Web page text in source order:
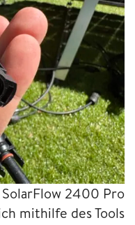
2400 Pro
mithilfe des Tools